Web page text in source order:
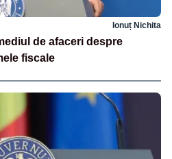
Ionuț Nichita
de afaceri despre
fiscale